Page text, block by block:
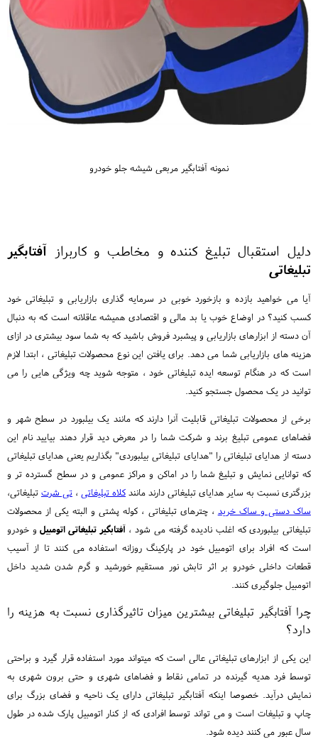
نمونه آفتابگیر مربعی شیشه جلو خودرو
دلیل استقبال تبلیغ کننده و مخاطب و کاربراز آفتابگیر
تبلیغاتی
آیا می خواهید بازده و بازخورد خوبی در سرمایه گذاری بازاریابی و تبلیغاتی خود
کسب کنید؟ در اوضاع خوب یا بد مالی و اقتصادی همیشه عاقلانه است که به دنبال
آن دسته از ابزارهای بازاریابی و پیشبرد فروش باشید که به شما سود بیشتری در ازای
هزینه های بازاریابی شما می دهد. برای یافتن این نوع محصولات تبلیغاتی ، ابتدا لازم
است که در هنگام توسعه ایده تبلیغاتی خود ، متوجه شوید چه ویژگی هایی را می
توانید در یک محصول جستجو کنید.
برخی از محصولات تبلیغاتی قابلیت آنرا دارند که مانند یک بیلبورد در سطح شهر و
فضاهای عمومی تبلیغ برند و شرکت شما را در معرض دید قرار دهند بیایید نام این
دسته از هدایای تبلیغاتی را "هدایای تبلیغاتی بیلبوردی" بگذاریم یعنی هدایای تبلیغاتی
که توانایی نمایش و تبلیغ شما را در اماکن و مراکز عمومی و در سطح گسترده تر و
بزرگتری نسبت به سایر هدایای تبلیغاتی دارند مانند کلاه تبلیغاتی ، تی شرت تبلیغاتی،
ساک دستی و ساک خرید ، چترهای تبلیغاتی ، کوله پشتی و البته یکی از محصولات
تبلیغاتی بیلبوردی که اغلب نادیده گرفته می شود ،آفتابگیر تبلیغاتی اتومبیلو خودرو
است که افراد برای اتومبیل خود در پارکینگ روزانه استفاده می کنند تا از آسیب
قطعات داخلی خودرو بر اثر تابش نور مستقیم خورشید و گرم شدن شدید داخل
اتومبیل جلوگیری کنند.
چرا آفتابگیر تبلیغاتی بیشترین میزان تاثیرگذاری نسبت به هزینه را
دارد؟
این یکی از ابزارهای تبلیغاتی عالی است که میتواند مورد استفاده قرار گیرد و براحتی
توسط فرد هدیه گیرنده در تمامی نقاط و فضاهای شهری و حتی برون شهری به
نمایش درآید. خصوصا اینکه آفتابگیر تبلیغاتی دارای یک ناحیه و فضای بزرگ برای
چاپ و تبلیغات است و می تواند توسط افرادی که از کنار اتومبیل پارک شده در طول
سال عبور می کنند دیده شود.